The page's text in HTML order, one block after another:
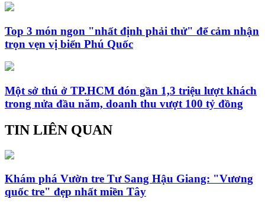
Top 3 món ngon "nhất định phải thử" để cảm nhận
trọn vẹn vị biển Phú Quốc
Một sở thú ở TP.HCM đón gần 1,3 triệu lượt khách
trong nửa đầu năm, doanh thu vượt 100 tỷ đồng
TIN LIÊN QUAN
Khám phá Vườn tre Tư Sang Hậu Giang: "Vương
quốc tre" đẹp nhất miền Tây